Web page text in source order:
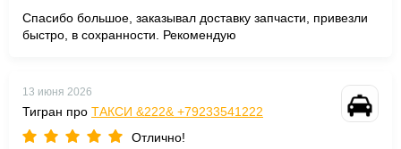
Спасибо большое, заказывал доставку запчасти, привезли
быстро, в сохранности. Рекомендую
13 июня 2026
Тигран про ТАКСИ &222& +79233541222
Отлично!